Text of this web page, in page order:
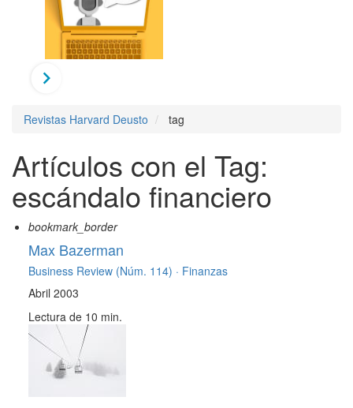
Revistas Harvard Deusto tag
Artículos con el Tag:
escándalo financiero
bookmark_border
Max Bazerman
Business Review (Núm. 114) · Finanzas
Abril 2003
Lectura de 10 min.